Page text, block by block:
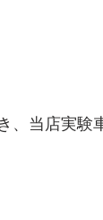
、当店実験